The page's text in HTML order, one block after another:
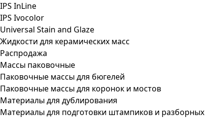
IPS InLine
IPS Ivocolor
Universal Stain and Glaze
Жидкости для керамических масс
Распродажа
Массы паковочные
Паковочные массы для бюгелей
Паковочные массы для коронок и мостов
Материалы для дублирования
Материалы для подготовки штампиков и разборных